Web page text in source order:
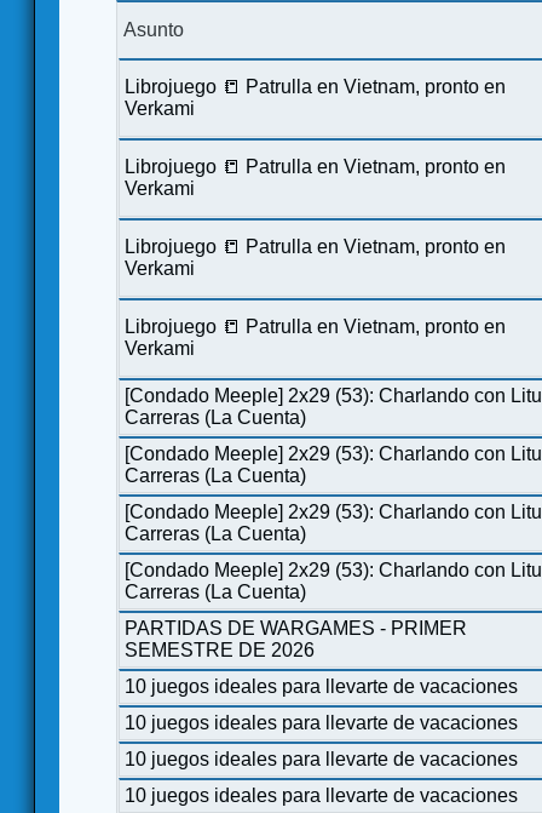
Asunto
Librojuego 📒 Patrulla en Vietnam, pronto en
Verkami
Librojuego 📒 Patrulla en Vietnam, pronto en
Verkami
Librojuego 📒 Patrulla en Vietnam, pronto en
Verkami
Librojuego 📒 Patrulla en Vietnam, pronto en
Verkami
[Condado Meeple] 2x29 (53): Charlando con
Carreras (La Cuenta)
[Condado Meeple] 2x29 (53): Charlando con
Carreras (La Cuenta)
[Condado Meeple] 2x29 (53): Charlando con
Carreras (La Cuenta)
[Condado Meeple] 2x29 (53): Charlando con
Carreras (La Cuenta)
PARTIDAS DE WARGAMES - PRIMER
SEMESTRE DE 2026
10 juegos ideales para llevarte de vacaciones
10 juegos ideales para llevarte de vacaciones
10 juegos ideales para llevarte de vacaciones
10 juegos ideales para llevarte de vacaciones